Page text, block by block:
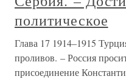
политическое
Глава 17 1914–1915
проливов. – Россия
присоединение